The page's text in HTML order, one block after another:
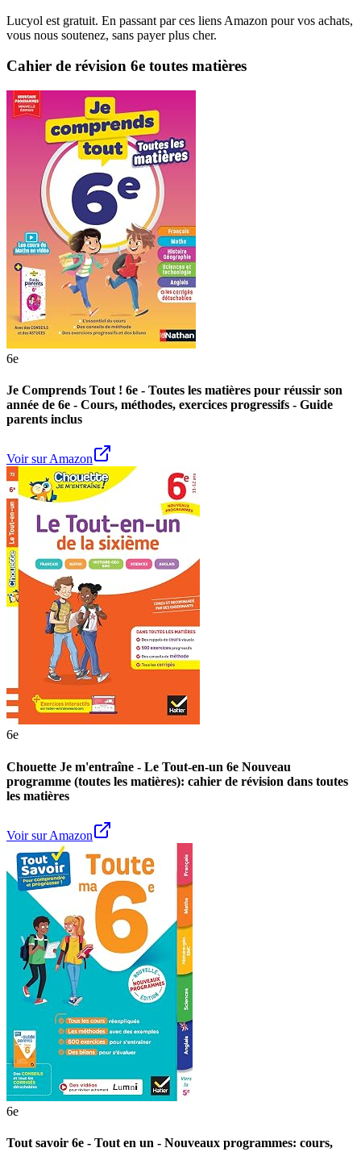
Lucyol est gratuit. En passant par ces liens Amazon pour vos achats,
vous nous soutenez, sans payer plus cher.
Cahier de révision 6e toutes matières
6e
Je Comprends Tout ! 6e - Toutes les matières pour réussir son
année de 6e - Cours, méthodes, exercices progressifs - Guide
parents inclus
Voir sur Amazon
6e
Chouette Je m'entraîne - Le Tout-en-un 6e Nouveau
programme (toutes les matières): cahier de révision dans toutes
les matières
Voir sur Amazon
6e
Tout savoir 6e - Tout en un - Nouveaux programmes: cours,